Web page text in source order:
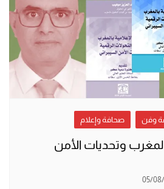
وفن صحافة وإعلام
وتحديات الأمن
05/